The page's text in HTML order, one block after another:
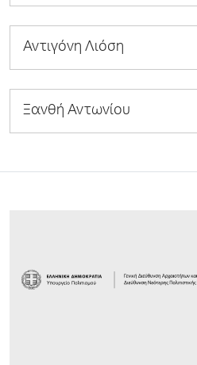
Αντιγόνη Λιόση
Ξανθή Αντωνίου